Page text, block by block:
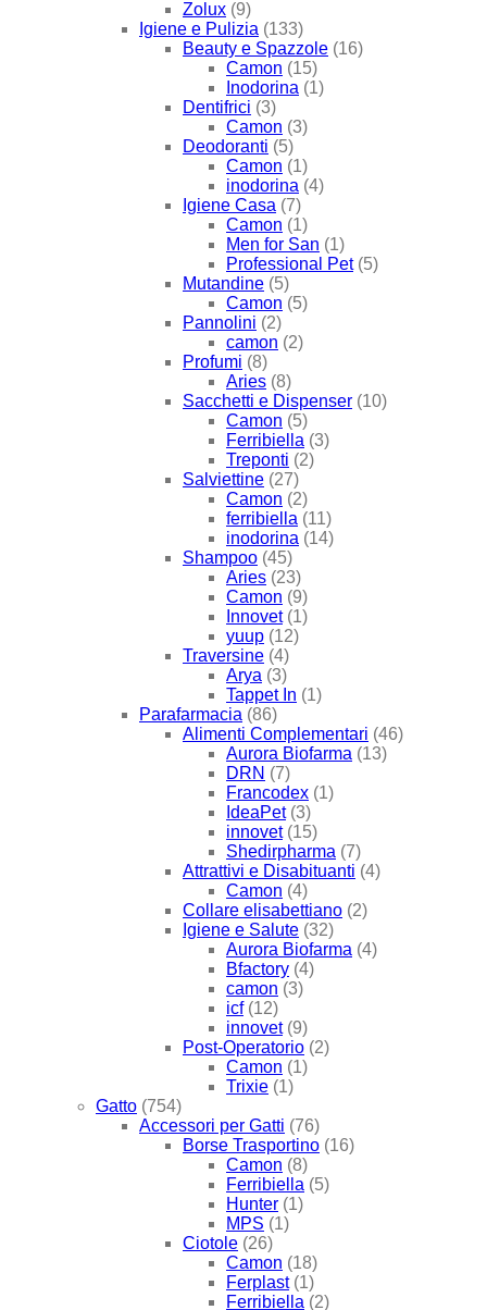
Zolux (9)
Igiene e Pulizia (133)
Beauty e Spazzole (16)
Camon (15)
Inodorina (1)
Dentifrici (3)
Camon (3)
Deodoranti (5)
Camon (1)
inodorina (4)
Igiene Casa (7)
Camon (1)
Men for San (1)
Professional Pet (5)
Mutandine (5)
Camon (5)
Pannolini (2)
camon (2)
Profumi (8)
Aries (8)
Sacchetti e Dispenser (10)
Camon (5)
Ferribiella (3)
Treponti (2)
Salviettine (27)
Camon (2)
ferribiella (11)
inodorina (14)
Shampoo (45)
Aries (23)
Camon (9)
Innovet (1)
yuup (12)
Traversine (4)
Arya (3)
Tappet In (1)
Parafarmacia (86)
Alimenti Complementari (46)
Aurora Biofarma (13)
DRN (7)
Francodex (1)
IdeaPet (3)
innovet (15)
Shedirpharma (7)
Attrattivi e Disabituanti (4)
Camon (4)
Collare elisabettiano (2)
Igiene e Salute (32)
Aurora Biofarma (4)
Bfactory (4)
camon (3)
icf (12)
innovet (9)
Post-Operatorio (2)
Camon (1)
Trixie (1)
Gatto (754)
Accessori per Gatti (76)
Borse Trasportino (16)
Camon (8)
Ferribiella (5)
Hunter (1)
MPS (1)
Ciotole (26)
Camon (18)
Ferplast (1)
Ferribiella (2)